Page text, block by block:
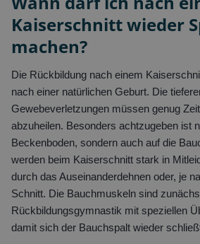
Kaiserschnitt wieder
machen?
Die Rückbildung nach einem
nach einer natürlichen Geburt. Die
Gewebeverletzungen müssen genug
abzuheilen. Besonders achtzugeben ist
Beckenboden, sondern auch auf die
werden beim Kaiserschnitt stark in
durch das Auseinanderdehnen oder, je
Schnitt. Die Bauchmuskeln sind
Rückbildungsgymnastik mit speziellen
damit sich der Bauchspalt wieder